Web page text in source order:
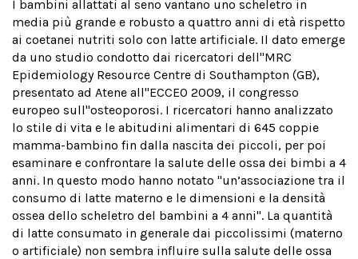
I bambini allattati al seno vantano uno scheletro in
media più grande e robusto a quattro anni di età rispetto
ai coetanei nutriti solo con latte artificiale. Il dato emerge
da uno studio condotto dai ricercatori dell''MRC
Epidemiology Resource Centre di Southampton (GB),
presentato ad Atene all''ECCEO 2009, il congresso
europeo sull''osteoporosi. I ricercatori hanno analizzato
lo stile di vita e le abitudini alimentari di 645 coppie
mamma-bambino fin dalla nascita dei piccoli, per poi
esaminare e confrontare la salute delle ossa dei bimbi a 4
anni. In questo modo hanno notato "un’associazione tra il
consumo di latte materno e le dimensioni e la densità
ossea dello scheletro del bambini a 4 anni". La quantità
di latte consumato in generale dai piccolissimi (materno
o artificiale) non sembra influire sulla salute delle ossa